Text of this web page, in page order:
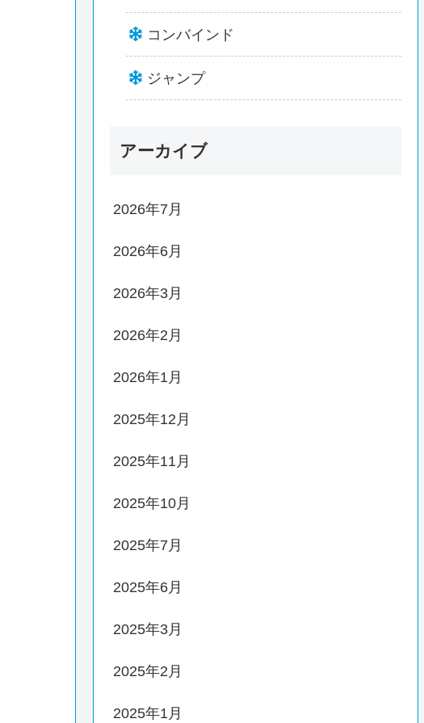
コンバインド
ジャンプ
アーカイブ
2026年7月
2026年6月
2026年3月
2026年2月
2026年1月
2025年12月
2025年11月
2025年10月
2025年7月
2025年6月
2025年3月
2025年2月
2025年1月